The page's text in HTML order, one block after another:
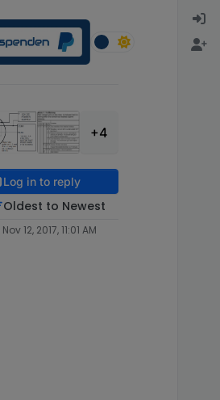
+4
Log in to reply
Oldest to Newest
Nov 12, 2017, 11:01 AM